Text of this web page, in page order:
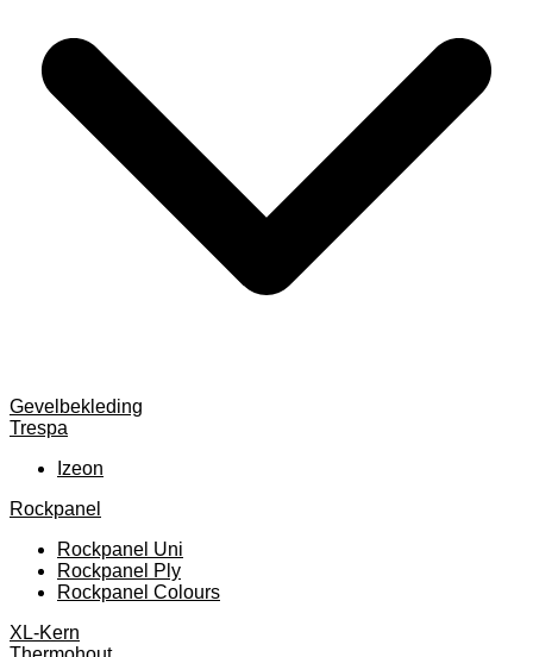
Gevelbekleding
Trespa
Izeon
Rockpanel
Rockpanel Uni
Rockpanel Ply
Rockpanel Colours
XL-Kern